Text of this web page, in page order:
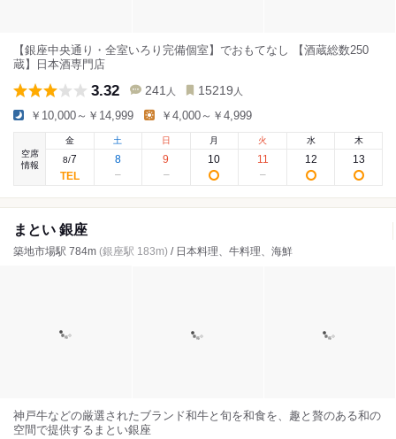
【銀座中央通り・全室いろり完備個室】でおもてなし 【酒蔵総数250
蔵】日本酒専門店
3.32 241 人 15219 人
￥10,000～￥14,999 ￥4,000～￥4,999
空席
情報
金
8/7
土
8
日
9
月
10
火
11
水
12
木
13
まとい 銀座
築地市場駅 784m (銀座駅 183m) / 日本料理、牛料理、海鮮
神戸牛などの厳選されたブランド和牛と旬を和食を、趣と贅のある和の
空間で提供するまとい銀座